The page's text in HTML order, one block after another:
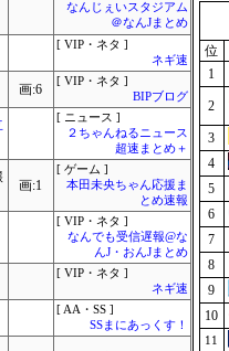
なんじぇいスタジアム
＠なんJまとめ
[ VIP・ネタ ]
ネギ速
画:6
[ VIP・ネタ ]
BIPブログ
[ ニュース ]
２ちゃんねるニュース
超速まとめ＋
画:1
[ ゲーム ]
本田未央ちゃん応援ま
とめ速報
[ VIP・ネタ ]
なんでも受信遅報@な
んJ・おんJまとめ
[ VIP・ネタ ]
ネギ速
[ AA・SS ]
SSまにあっくす！
位
1
2
3
4
5
6
7
8
9
10
11